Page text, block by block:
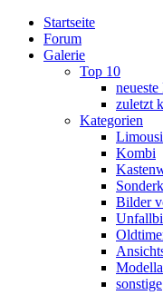
Startseite
Forum
Galerie
Top 10
zuletzt
Kategorien
Kombi
Bilder
sonstige